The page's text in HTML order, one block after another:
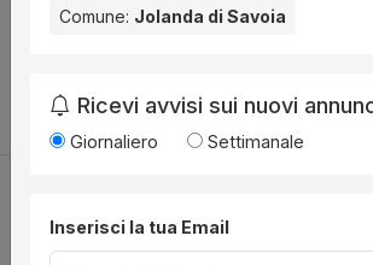
Cambia la ricerca
Comune: Jolanda di Savoia
Ricevi avvisi sui nuovi
Giornaliero Settimanale
Inserisci la tua Email